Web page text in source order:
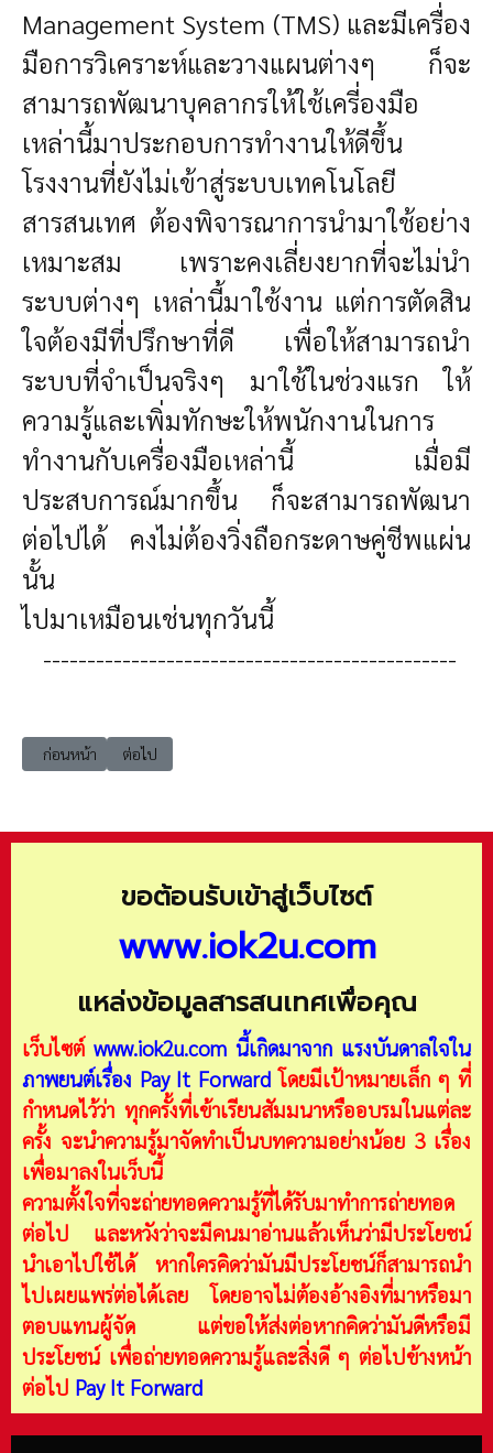
Management System (TMS) และมีเครื่อง
มือการวิเคราะห์และวางแผนต่างๆ ก็จะ
สามารถพัฒนาบุคลากรให้ใช้เครี่องมือ
เหล่านี้มาประกอบการทำงานให้ดีขึ้น
โรงงานที่ยังไม่เข้าสู่ระบบเทคโนโลยี
สารสนเทศ ต้องพิจารณาการนำมาใช้อย่าง
เหมาะสม เพราะคงเลี่ยงยากที่จะไม่นำ
ระบบต่างๆ เหล่านี้มาใช้งาน แต่การตัดสิน
ใจต้องมีที่ปรึกษาที่ดี เพื่อให้สามารถนำ
ระบบที่จำเป็นจริงๆ มาใช้ในช่วงแรก ให้
ความรู้และเพิ่มทักษะให้พนักงานในการ
ทำงานกับเครื่องมือเหล่านี้ เมื่อมี
ประสบการณ์มากขึ้น ก็จะสามารถพัฒนา
ต่อไปได้ คงไม่ต้องวิ่งถือกระดาษคู่ชีพแผ่น
นั้น
ไปมาเหมือนเช่นทุกวันนี้
-----------------------------------------------
เนื้อหาก่อนหน้า: ct50 ผลิตเพื่อขายไม่ใช่ผลิตเพื่อเก็บ แนวคิดเพื่อการพัฒน
ก่อนหน้า เนื้อหาถัดไป: ct50 ภาพรวมอุตสาหกรรมเซรามิกและกิจกรร
ต่อไป
ขอต้อนรับเข้าสู่เว็บไซต์
www.iok2u.com
แหล่งข้อมูลสารสนเทศเพื่อคุณ
เว็บไซต์ www.iok2u.com นี้เกิดมาจาก แรงบันดาลใจใน
ภาพยนต์เรื่อง Pay It Forward โดยมีเป้าหมายเล็ก ๆ ที่
กำหนดไว้ว่า ทุกครั้งที่เข้าเรียนสัมมนาหรืออบรมในแต่ละ
ครั้ง จะนำความรู้มาจัดทำเป็นบทความอย่างน้อย 3 เรื่อง
เพื่อมาลงในเว็บนี้
ความตั้งใจที่จะถ่ายทอดความรู้ที่ได้รับมาทำการถ่ายทอด
ต่อไป และหวังว่าจะมีคนมาอ่านแล้วเห็นว่ามีประโยชน์
นำเอาไปใช้ได้ หากใครคิดว่ามันมีประโยชน์ก็สามารถนำ
ไปเผยแพร่ต่อได้เลย โดยอาจไม่ต้องอ้างอิงที่มาหรือมา
ตอบแทนผู้จัด แต่ขอให้ส่งต่อหากคิดว่ามันดีหรือมี
ประโยชน์ เพื่อถ่ายทอดความรู้และสิ่งดี ๆ ต่อไปข้างหน้า
ต่อไป Pay It Forward